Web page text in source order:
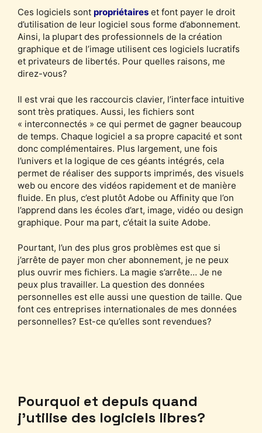
Ces logiciels sont propriétaires et font payer le droit
d’utilisation de leur logiciel sous forme d’abonnement.
Ainsi, la plupart des professionnels de la création
graphique et de l’image utilisent ces logiciels lucratifs
et privateurs de libertés. Pour quelles raisons, me
direz-vous?
Il est vrai que les raccourcis clavier, l’interface intuitive
sont très pratiques. Aussi, les fichiers sont
« interconnectés » ce qui permet de gagner beaucoup
de temps. Chaque logiciel a sa propre capacité et sont
donc complémentaires. Plus largement, une fois
l’univers et la logique de ces géants intégrés, cela
permet de réaliser des supports imprimés, des visuels
web ou encore des vidéos rapidement et de manière
fluide. En plus, c’est plutôt Adobe ou Affinity que l’on
l’apprend dans les écoles d’art, image, vidéo ou design
graphique. Pour ma part, c’était la suite Adobe.
Pourtant, l’un des plus gros problèmes est que si
j’arrête de payer mon cher abonnement, je ne peux
plus ouvrir mes fichiers. La magie s’arrête… Je ne
peux plus travailler. La question des données
personnelles est elle aussi une question de taille. Que
font ces entreprises internationales de mes données
personnelles? Est-ce qu’elles sont revendues?
Pourquoi et depuis quand
j’utilise des logiciels libres?